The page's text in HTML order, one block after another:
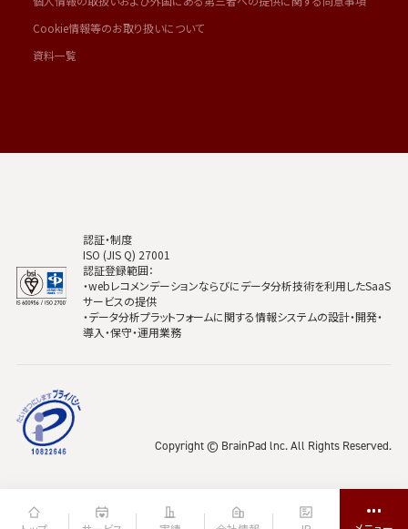
Cookie情報等のお取り扱いについて
資料一覧
認証・制度
ISO (JIS Q) 27001
認証登録範囲：
・webレコメンデーションならびにデータ分析技術を利用したSaaS
サービスの提供
・データ分析プラットフォームに関する情報システムの設計・開発・
導入・保守・運用業務
Copyright © BrainPad lnc. All Rights Reserved.